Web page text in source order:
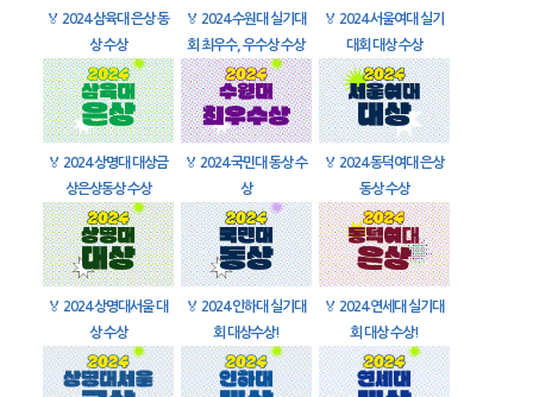
🏅 2024 삼육대 은상 동
상 수상
🏅 2024 수원대 실기대
회 최우수, 우수상 수상
🏅 2024 서울여대 실기
대회 대상 수상
🏅 2024 상명대 대상금
상은상동상 수상
🏅 2024 국민대 동상 수
상
🏅 2024 동덕여대 은상
동상 수상
🏅 2024 상명대서울 대
상 수상
🏅 2024 인하대 실기대
회 대상수상!
🏅 2024 연세대 실기대
회 대상 수상!